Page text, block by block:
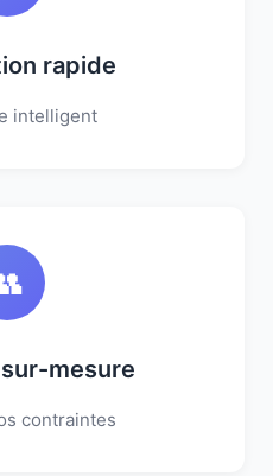
rapide
intelligent
mesure
contraintes